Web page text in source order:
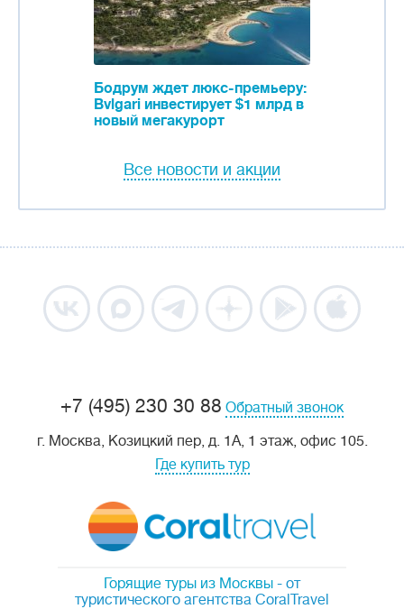
Бодрум ждет люкс-премьеру:
Bvlgari инвестирует $1 млрд в
новый мегакурорт
Все новости и акции
Горящие туры из Москвы - от
туристического агентства CoralTravel
+7 (495) 230 30 88 Обратный звонок
г. Москва, Козицкий пер, д. 1А, 1 этаж, офис 105.
Где купить тур